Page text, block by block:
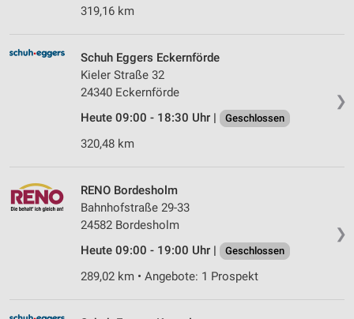
319,16 km
❯
Schuh Eggers Eckernförde
Kieler Straße 32
24340 Eckernförde
Heute 09:00 - 18:30 Uhr |
Geschlossen
320,48 km
❯
RENO Bordesholm
Bahnhofstraße 29-33
24582 Bordesholm
Heute 09:00 - 19:00 Uhr |
Geschlossen
289,02 km • Angebote: 1 Prospekt